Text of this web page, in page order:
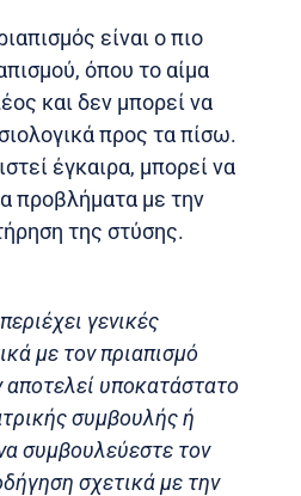
είναι ο πιο
όπου το αίμα
και δεν μπορεί να
προς τα πίσω.
έγκαιρα, μπορεί να
προβλήματα με την
της στύσης.
γενικές
με τον πριαπισμό
υποκατάστατο
συμβουλής ή
συμβουλεύεστε τον
σχετικά με την